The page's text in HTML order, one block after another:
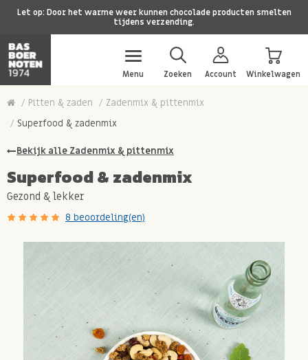
Let op: Door het warme weer kunnen chocolade producten smelten
tijdens verzending.
Menu Zoeken Account Winkelwagen
Pitten & zaden
Zadenmix & pittenmix
Superfood & zadenmix
Bekijk alle Zadenmix & pittenmix
Superfood & zadenmix
Gezond & lekker
8 beoordeling(en)